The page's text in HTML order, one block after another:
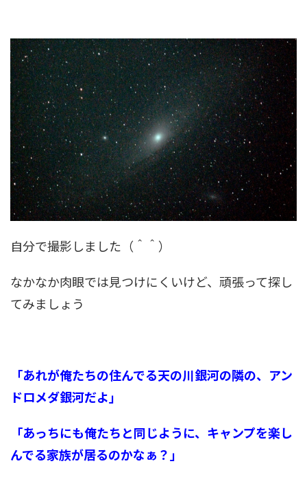
自分で撮影しました（＾＾）
なかなか肉眼では見つけにくいけど、頑張って探し
てみましょう
「あれが俺たちの住んでる天の川銀河の隣の、アン
ドロメダ銀河だよ」
「あっちにも俺たちと同じように、キャンプを楽し
んでる家族が居るのかなぁ？」